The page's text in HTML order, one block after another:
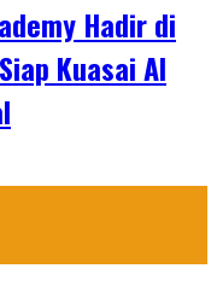
Hadir di
Kuasai AI